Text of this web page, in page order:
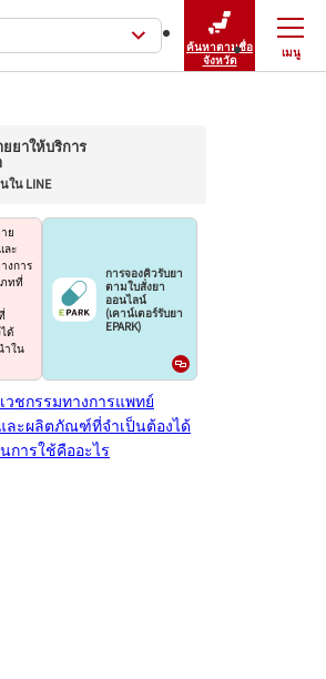
ค้นหาตามชื่อ
จังหวัด
เมนู
ปิดเมนู
ยาให้บริการ
ใน LINE
ย
ละ
งการ
ภทที่
ด้
ำใน
การจองคิวรับยา
ตามใบสั่งยา
ออนไลน์
(เคาน์เตอร์รับยา
EPARK)
ชกรรมทางการแพทย์
ละผลิตภัณฑ์ที่จำเป็นต้องได้
การใช้คืออะไร